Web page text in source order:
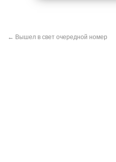
← Вышел в свет очередной номер